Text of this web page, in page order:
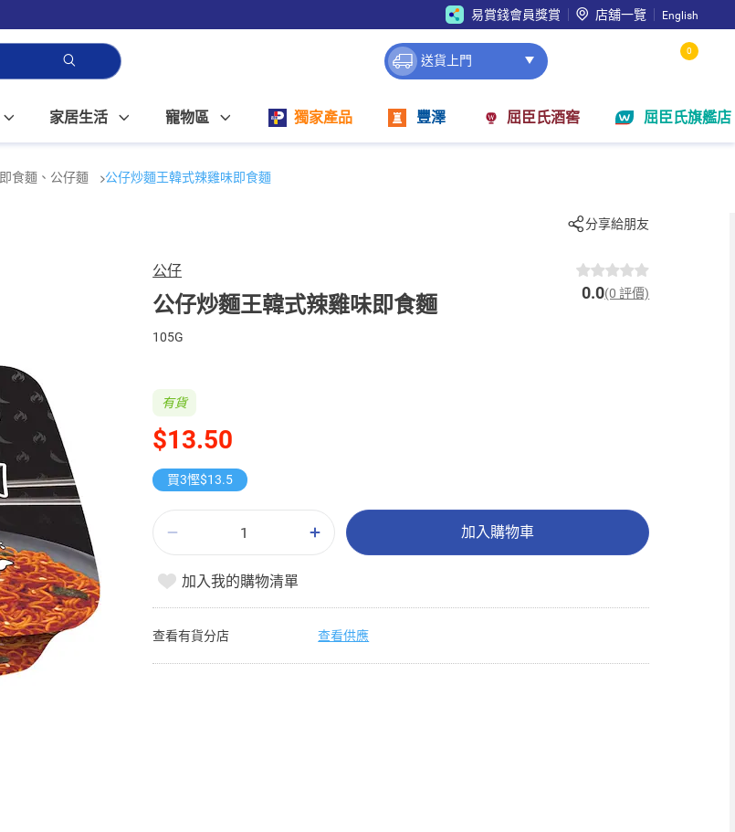
易賞錢會員獎賞 店舖一覽 English
送貨上門
0
家居生活 寵物區 獨家產品 豐澤 屈臣氏酒窖 屈臣氏旗艦店
即食麵、公仔麵 公仔炒麵王韓式辣雞味即食麵
分享給朋友
公仔
公仔炒麵王韓式辣雞味即食麵 0.0(0 評價)
105G
$13.50
有貨
買3慳$13.5
加入購物車
加入我的購物清單
查看有貨分店 查看供應